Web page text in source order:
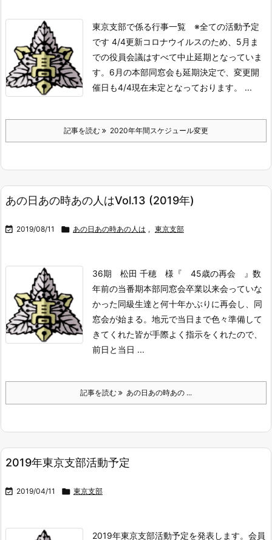
東京支部で係る行事一覧 ※全ての活動予定
です 4/4更新コロナウイルスのため、5月ま
での役員会議はすべて中止延期となっていま
す。 6月の本部同窓会も延期決定で、変更開
催日も4/4現在未定となっております。 ...
記事を読む 2020年年間スケジュール変更
あの日あの時あの人はVol.13 (2019年)
 2019/08/11  あの日あの時あの人は , 東京支部
36期 松田 千穂 様『 45歳の再会 』 数
年前の当番期本部同窓会卒業以来会っていな
かった同級生達と何十年かぶりに再会し、同
窓会が始まる。 地元で当日まで色々準備して
きてくれた皆が手際よく指示をくれたので、
前日と当日 ...
記事を読む あの日あの時あの ...
2019年東京支部活動予定
 2019/04/11  東京支部
2019年東京支部活動予定を発表します。 会員